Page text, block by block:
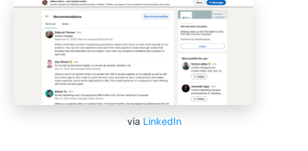
via LinkedIn